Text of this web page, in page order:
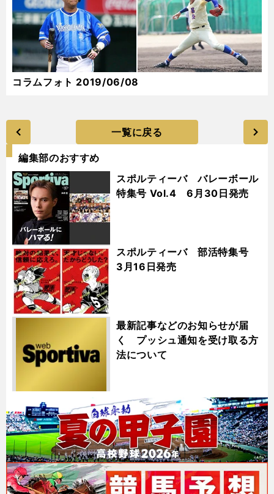
コラムフォト 2019/06/08
一覧に戻る
編集部のおすすめ
スポルティーバ バレーボール
特集号 Vol.4 6月30日発売
スポルティーバ 部活特集号
3月16日発売
最新記事などのお知らせが届
く プッシュ通知を受け取る方
法について